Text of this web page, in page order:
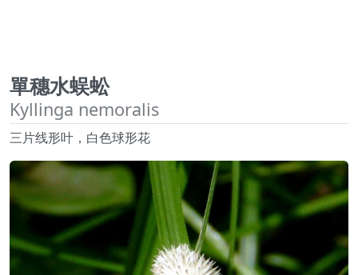
單穗水蜈蚣
Kyllinga nemoralis
三片线形叶，白色球形花